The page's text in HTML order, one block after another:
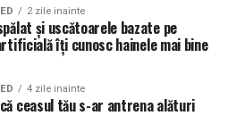
2 zile inainte
și uscătoarele bazate pe
îți cunosc hainele mai bine
4 zile inainte
ceasul tău s-ar antrena alături